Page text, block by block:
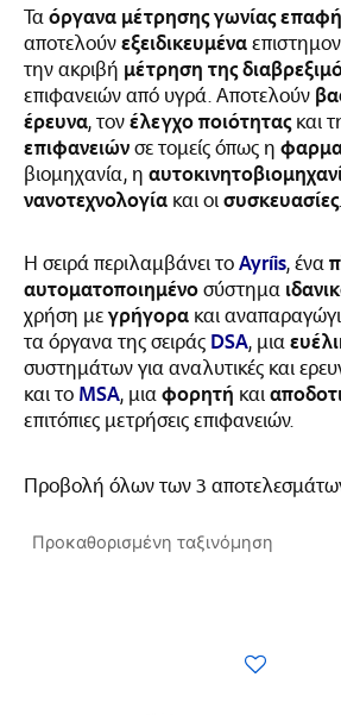
Τα όργανα μέτρησης γωνίας
αποτελούνεξειδικευμένα
την ακριβή μέτρηση της
επιφανειών από υγρά. Αποτελούν
έρευνα, τονέλεγχο ποιότητας και
επιφανειώνσε τομείς όπως η
βιομηχανία, η
νανοτεχνολογία και οι συσκευασίες
Η σειρά περιλαμβάνει τοAyríis, ένα
αυτοματοποιημένοσύστημα
χρήση μεγρήγορα και
τα όργανα της σειράς DSA, μια
συστημάτων για αναλυτικές και
και το MSA, μια φορητή και
επιτόπιες μετρήσεις επιφανειών.
Προβολή όλων των 3